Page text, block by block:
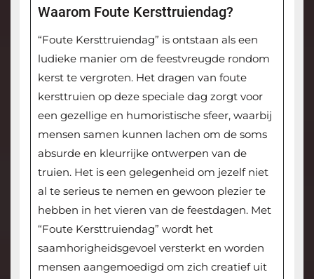
Waarom Foute Kersttruiendag?
“Foute Kersttruiendag” is ontstaan als een
ludieke manier om de feestvreugde rondom
kerst te vergroten. Het dragen van foute
kersttruien op deze speciale dag zorgt voor
een gezellige en humoristische sfeer, waarbij
mensen samen kunnen lachen om de soms
absurde en kleurrijke ontwerpen van de
truien. Het is een gelegenheid om jezelf niet
al te serieus te nemen en gewoon plezier te
hebben in het vieren van de feestdagen. Met
“Foute Kersttruiendag” wordt het
saamhorigheidsgevoel versterkt en worden
mensen aangemoedigd om zich creatief uit